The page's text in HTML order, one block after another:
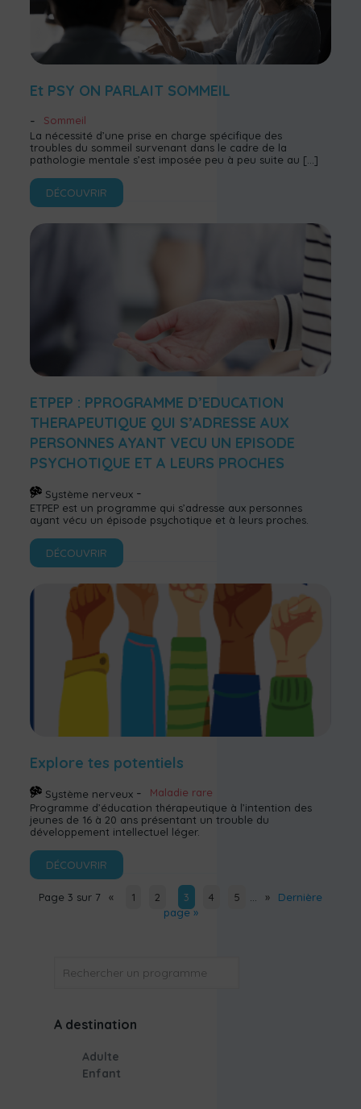
Et PSY ON PARLAIT SOMMEIL
Sommeil
La nécessité d’une prise en charge spécifique des
troubles du sommeil survenant dans le cadre de la
pathologie mentale s’est imposée peu à peu suite au […]
DÉCOUVRIR
ETPEP : PPROGRAMME D’EDUCATION
THERAPEUTIQUE QUI S’ADRESSE AUX
PERSONNES AYANT VECU UN EPISODE
PSYCHOTIQUE ET A LEURS PROCHES
Système nerveux
ETPEP est un programme qui s’adresse aux personnes
ayant vécu un épisode psychotique et à leurs proches.
DÉCOUVRIR
Explore tes potentiels
Système nerveux
Maladie rare
Programme d’éducation thérapeutique à l’intention des
jeunes de 16 à 20 ans présentant un trouble du
développement intellectuel léger.
DÉCOUVRIR
Page 3 sur 7 « 1 2 3 4 5 »
Dernière
page »
A destination
Adulte
Enfant